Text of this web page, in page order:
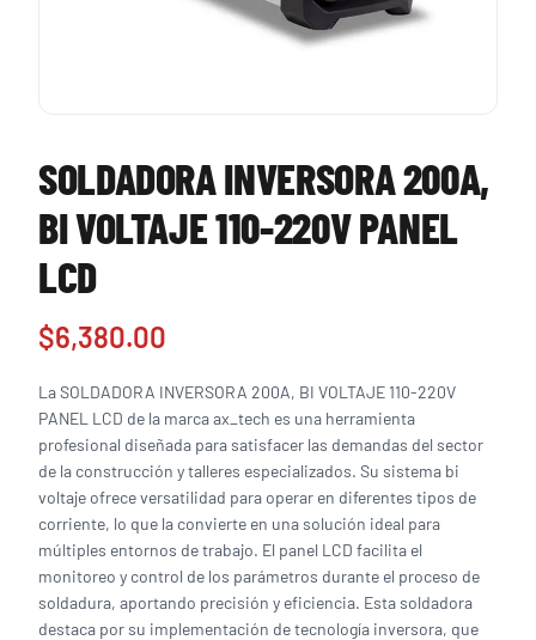
SOLDADORA INVERSORA 200A,
BI VOLTAJE 110-220V PANEL
LCD
$6,380.00
La SOLDADORA INVERSORA 200A, BI VOLTAJE 110-220V
PANEL LCD de la marca ax_tech es una herramienta
profesional diseñada para satisfacer las demandas del sector
de la construcción y talleres especializados. Su sistema bi
voltaje ofrece versatilidad para operar en diferentes tipos de
corriente, lo que la convierte en una solución ideal para
múltiples entornos de trabajo. El panel LCD facilita el
monitoreo y control de los parámetros durante el proceso de
soldadura, aportando precisión y eficiencia. Esta soldadora
destaca por su implementación de tecnología inversora, que